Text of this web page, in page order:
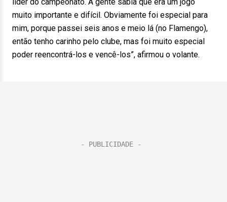
muito importante e difícil. Obviamente foi especial para
mim, porque passei seis anos e meio lá (no Flamengo),
então tenho carinho pelo clube, mas foi muito especial
poder reencontrá-los e vencê-los”, afirmou o volante.